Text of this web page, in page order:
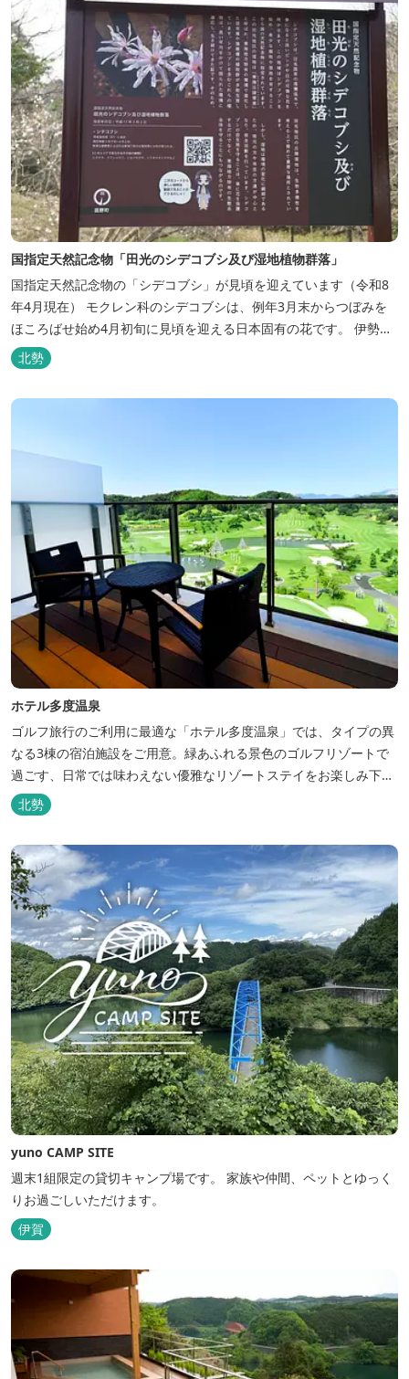
国指定天然記念物「田光のシデコブシ及び湿地植物群落」
国指定天然記念物の「シデコブシ」が見頃を迎えています（令和8
年4月現在） モクレン科のシデコブシは、例年3月末からつぼみを
ほころばせ始め4月初旬に見頃を迎える日本固有の花です。 伊勢湾
周辺の狭い範囲に自生するシデコブシは、三重県内ではいなべ市、
菰野町、四日市市などの北勢地方に見られ これらの自生地は日本に
北勢
ホテル多度温泉
ゴルフ旅行のご利用に最適な「ホテル多度温泉」では、タイプの異
なる3棟の宿泊施設をご用意。緑あふれる景色のゴルフリゾートで
過ごす、日常では味わえない優雅なリゾートステイをお楽しみ下さ
い。
北勢
yuno CAMP SITE
週末1組限定の貸切キャンプ場です。 家族や仲間、ペットとゆっく
りお過ごしいただけます。
伊賀